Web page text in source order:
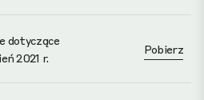
dotyczące
2021 r.
Pobierz